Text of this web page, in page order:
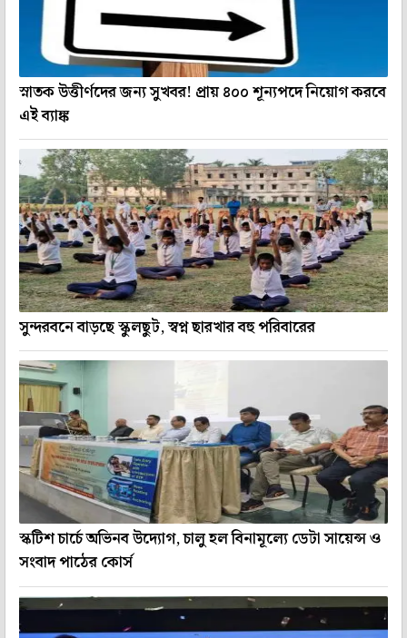
স্নাতক উত্তীর্ণদের জন্য সুখবর! প্রায় ৪০০ শূন্যপদে নিয়োগ করবে
এই ব্যাঙ্ক
সুন্দরবনে বাড়ছে স্কুলছুট, স্বপ্ন ছারখার বহু পরিবারের
স্কটিশ চার্চে অভিনব উদ্যোগ, চালু হল বিনামূল্যে ডেটা সায়েন্স ও
সংবাদ পাঠের কোর্স